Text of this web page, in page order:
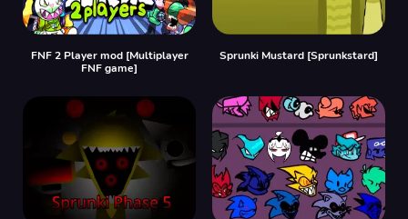
FNF 2 Player mod [Multiplayer
FNF game]
Sprunki Mustard [Sprunkstard]